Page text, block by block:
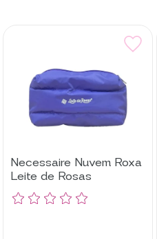
Necessaire Nuvem Roxa
Leite de Rosas